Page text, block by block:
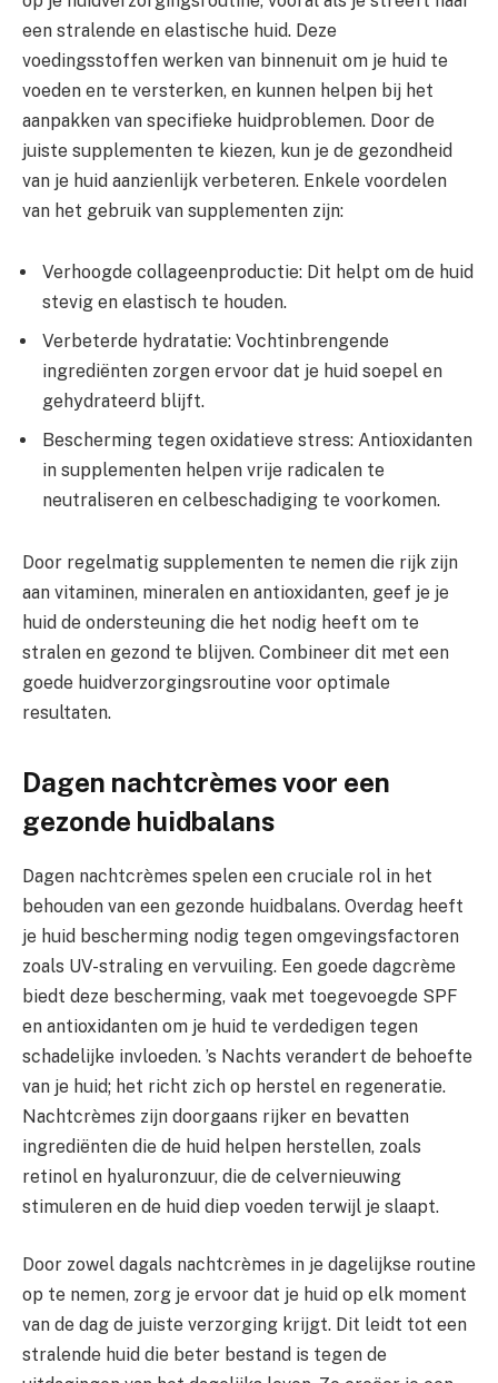
een stralende en elastische huid. Deze
voedingsstoffen werken van binnenuit om je huid te
voeden en te versterken, en kunnen helpen bij het
aanpakken van specifieke huidproblemen. Door de
juiste supplementen te kiezen, kun je de gezondheid
van je huid aanzienlijk verbeteren. Enkele voordelen
van het gebruik van supplementen zijn:
Verhoogde collageenproductie: Dit helpt om de huid
stevig en elastisch te houden.
Verbeterde hydratatie: Vochtinbrengende
ingrediënten zorgen ervoor dat je huid soepel en
gehydrateerd blijft.
Bescherming tegen oxidatieve stress: Antioxidanten
in supplementen helpen vrije radicalen te
neutraliseren en celbeschadiging te voorkomen.
Door regelmatig supplementen te nemen die rijk zijn
aan vitaminen, mineralen en antioxidanten, geef je je
huid de ondersteuning die het nodig heeft om te
stralen en gezond te blijven. Combineer dit met een
goede huidverzorgingsroutine voor optimale
resultaten.
Dagen nachtcrèmes voor een
gezonde huidbalans
Dagen nachtcrèmes spelen een cruciale rol in het
behouden van een gezonde huidbalans. Overdag heeft
je huid bescherming nodig tegen omgevingsfactoren
zoals UV-straling en vervuiling. Een goede dagcrème
biedt deze bescherming, vaak met toegevoegde SPF
en antioxidanten om je huid te verdedigen tegen
schadelijke invloeden. ’s Nachts verandert de behoefte
van je huid; het richt zich op herstel en regeneratie.
Nachtcrèmes zijn doorgaans rijker en bevatten
ingrediënten die de huid helpen herstellen, zoals
retinol en hyaluronzuur, die de celvernieuwing
stimuleren en de huid diep voeden terwijl je slaapt.
Door zowel dagals nachtcrèmes in je dagelijkse routine
op te nemen, zorg je ervoor dat je huid op elk moment
van de dag de juiste verzorging krijgt. Dit leidt tot een
stralende huid die beter bestand is tegen de